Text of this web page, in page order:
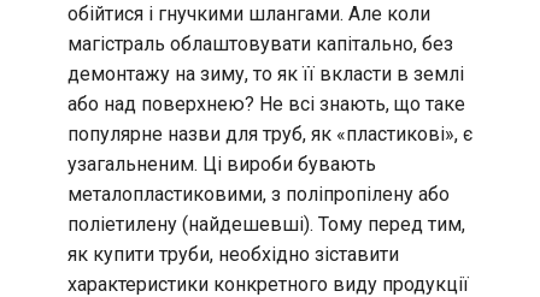
обійтися і гнучкими шлангами. Але коли
магістраль облаштовувати капітально, без
демонтажу на зиму, то як її вкласти в землі
або над поверхнею? Не всі знають, що таке
популярне назви для труб, як «пластикові», є
узагальненим. Ці вироби бувають
металопластиковими, з поліпропілену або
поліетилену (найдешевші). Тому перед тим,
як купити труби, необхідно зіставити
характеристики конкретного виду продукції